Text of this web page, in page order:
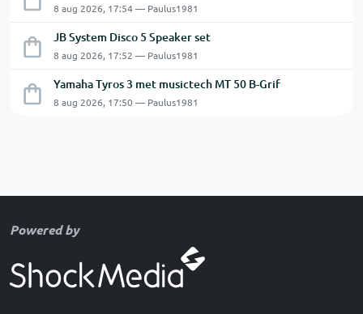
8 aug 2026, 17:54 — Paulus1981
JB System Disco 5 Speaker set
8 aug 2026, 17:52 — Paulus1981
Yamaha Tyros 3 met musictech MT 50 B-Grif
8 aug 2026, 17:50 — Paulus1981
Powered by